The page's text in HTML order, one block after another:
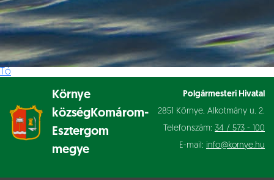
Tó
Környe
község Komárom-
Esztergom
megye
Polgármesteri Hivatal
2851 Környe, Alkotmány u. 2.
Telefonszám: 34 / 573 - 100
E-mail: info@kornye.hu